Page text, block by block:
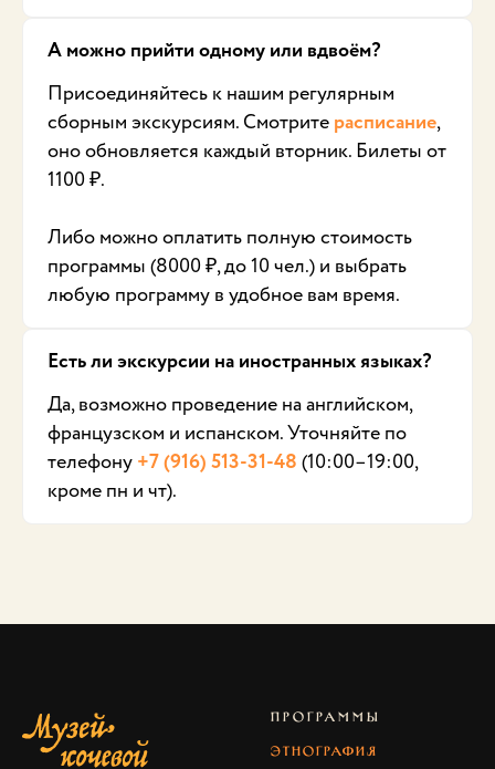
А можно прийти одному или вдвоём?
Присоединяйтесь к нашим регулярным
сборным экскурсиям. Смотрите расписание,
оно обновляется каждый вторник. Билеты от
1100 ₽.
Либо можно оплатить полную стоимость
программы (8000 ₽, до 10 чел.) и выбрать
любую программу в удобное вам время.
Есть ли экскурсии на иностранных языках?
Да, возможно проведение на английском,
французском и испанском. Уточняйте по
телефону +7 (916) 513-31-48 (10:00–19:00,
кроме пн и чт).
ПРОГРАММЫ
Этнография